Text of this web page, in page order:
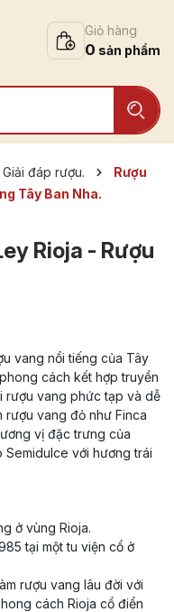
Giỏ hàng
0
đáp rượu.
Rượu
Tây Ban Nha.
Rioja - Rượu
vang nổi tiếng của Tây
cách kết hợp truyền
rượu vang phức tạp và dễ
rượu vang đỏ như Finca
vị đặc trưng của
Semidulce với hương trái
ở vùng Rioja.
tại một tu viện cổ ở
rượu vang lâu đời với
cách Rioja cổ điển